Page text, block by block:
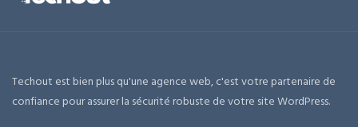
Techout est bien plus qu'une agence web, c'est votre partenaire de
confiance pour assurer la sécurité robuste de votre site WordPress.